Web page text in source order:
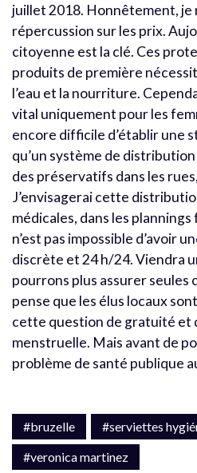
juillet 2018. Honnêtement, je
répercussion sur les prix.
citoyenne est la clé. Ces
produits de première
l’eau et la nourriture.
vital uniquement pour les
encore difficile d’établir une
qu’un système de
des préservatifs dans les
J’envisagerai cette
médicales, dans les plannings
n’est pas impossible d’avoir
discrète et 24 h/24. Viendra
pourrons plus assurer
pense que les élus locaux
cette question de gratuité et
menstruelle. Mais avant de
problème de santé publique
#bruzelle
#serviettes
#veronica martinez